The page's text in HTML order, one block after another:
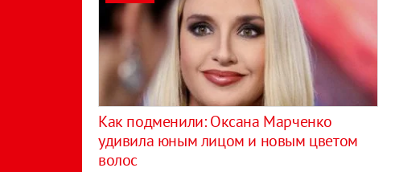
Как подменили: Оксана Марченко
удивила юным лицом и новым цветом
волос